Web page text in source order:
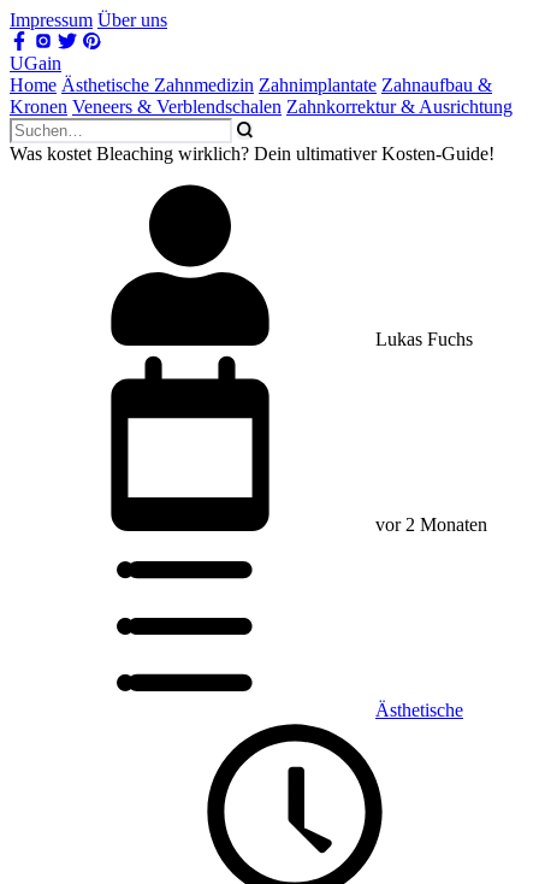
Impressum Über uns
UGain
Home Ästhetische Zahnmedizin Zahnimplantate Zahnaufbau &
Kronen Veneers & Verblendschalen Zahnkorrektur & Ausrichtung
Was kostet Bleaching wirklich? Dein ultimativer Kosten-Guide!
Lukas Fuchs
vor 2 Monaten
Ästhetische